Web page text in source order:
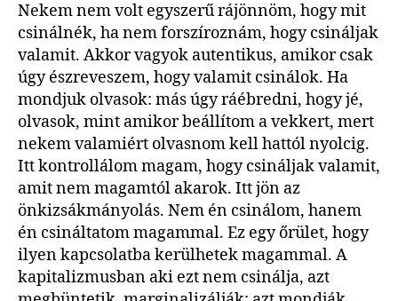
Nekem nem volt egyszerű rájönnöm, hogy mit
csinálnék, ha nem forszíroznám, hogy csináljak
valamit. Akkor vagyok autentikus, amikor csak
úgy észreveszem, hogy valamit csinálok. Ha
mondjuk olvasok: más úgy ráébredni, hogy jé,
olvasok, mint amikor beállítom a vekkert, mert
nekem valamiért olvasnom kell hattól nyolcig.
Itt kontrollálom magam, hogy csináljak valamit,
amit nem magamtól akarok. Itt jön az
önkizsákmányolás. Nem én csinálom, hanem
én csináltatom magammal. Ez egy őrület, hogy
ilyen kapcsolatba kerülhetek magammal. A
kapitalizmusban aki ezt nem csinálja, azt